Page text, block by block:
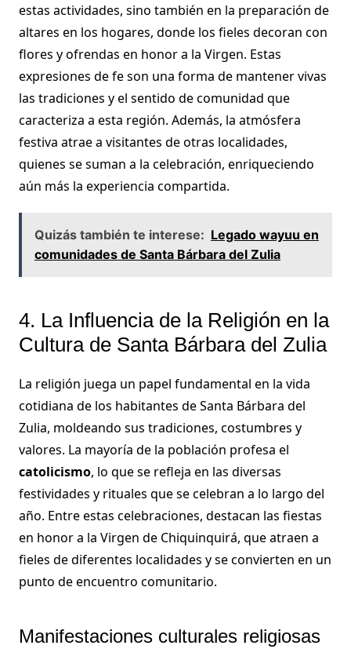
estas actividades, sino también en la preparación de
altares en los hogares, donde los fieles decoran con
flores y ofrendas en honor a la Virgen. Estas
expresiones de fe son una forma de mantener vivas
las tradiciones y el sentido de comunidad que
caracteriza a esta región. Además, la atmósfera
festiva atrae a visitantes de otras localidades,
quienes se suman a la celebración, enriqueciendo
aún más la experiencia compartida.
Quizás también te interese: Legado wayuu en
comunidades de Santa Bárbara del Zulia
4. La Influencia de la Religión en la
Cultura de Santa Bárbara del Zulia
La religión juega un papel fundamental en la vida
cotidiana de los habitantes de Santa Bárbara del
Zulia, moldeando sus tradiciones, costumbres y
valores. La mayoría de la población profesa el
catolicismo, lo que se refleja en las diversas
festividades y rituales que se celebran a lo largo del
año. Entre estas celebraciones, destacan las fiestas
en honor a la Virgen de Chiquinquirá, que atraen a
fieles de diferentes localidades y se convierten en un
punto de encuentro comunitario.
Manifestaciones culturales religiosas